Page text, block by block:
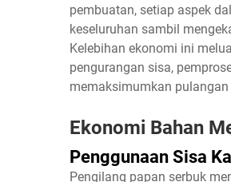
pembuatan, setiap aspek
keseluruhan sambil
Kelebihan ekonomi ini
pengurangan sisa,
memaksimumkan
Ekonomi Bahan
Penggunaan Sisa
Pengilang papan serbuk